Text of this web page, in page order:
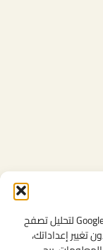
نستخدم ملفات تعريف الارتباط الخاصة بـ Google Analytics لتحليل تصفح
تغيير إعداداتك،